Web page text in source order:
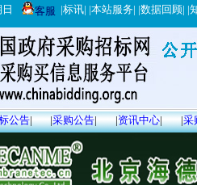
客服 |标讯| |本站服务| |数据回顾| |
公告| |采购公告| |资讯中心| |采